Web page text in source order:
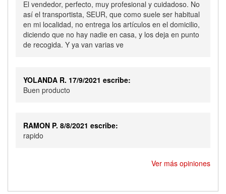
El vendedor, perfecto, muy profesional y cuidadoso. No
así el transportista, SEUR, que como suele ser habitual
en mi localidad, no entrega los artículos en el domicilio,
diciendo que no hay nadie en casa, y los deja en punto
de recogida. Y ya van varias ve
YOLANDA R. 17/9/2021 escribe:
Buen producto
RAMON P. 8/8/2021 escribe:
rapido
Ver más opiniones